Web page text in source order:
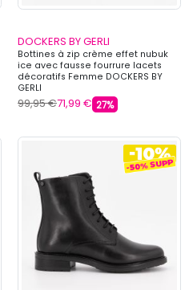
DOCKERS BY GERLI
Bottines à zip crème effet nubuk
ice avec fausse fourrure lacets
décoratifs Femme DOCKERS BY
GERLI
99,95 €71,99 € 27%